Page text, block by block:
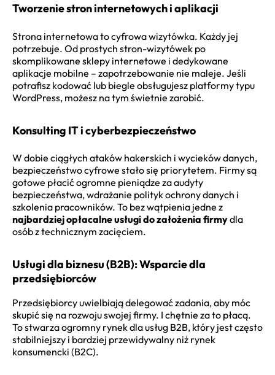
Tworzenie stron internetowych i aplikacji
Strona internetowa to cyfrowa wizytówka. Każdy jej
potrzebuje. Od prostych stron-wizytówek po
skomplikowane sklepy internetowe i dedykowane
aplikacje mobilne – zapotrzebowanie nie maleje. Jeśli
potrafisz kodować lub biegle obsługujesz platformy typu
WordPress, możesz na tym świetnie zarobić.
Konsulting IT i cyberbezpieczeństwo
W dobie ciągłych ataków hakerskich i wycieków danych,
bezpieczeństwo cyfrowe stało się priorytetem. Firmy są
gotowe płacić ogromne pieniądze za audyty
bezpieczeństwa, wdrażanie polityk ochrony danych i
szkolenia pracowników. To bez wątpienia jedne z
najbardziej opłacalne usługi do założenia firmydla
osób z technicznym zacięciem.
Usługi dla biznesu (B2B): Wsparcie dla
przedsiębiorców
Przedsiębiorcy uwielbiają delegować zadania, aby móc
skupić się na rozwoju swojej firmy. I chętnie za to płacą.
To stwarza ogromny rynek dla usług B2B, który jest często
stabilniejszy i bardziej przewidywalny niż rynek
konsumencki (B2C).